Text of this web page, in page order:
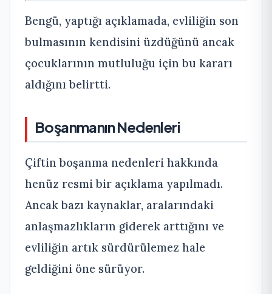
Bengü, yaptığı açıklamada, evliliğin son
bulmasının kendisini üzdüğünü ancak
çocuklarının mutluluğu için bu kararı
aldığını belirtti.
Boşanmanın Nedenleri
Çiftin boşanma nedenleri hakkında
henüz resmi bir açıklama yapılmadı.
Ancak bazı kaynaklar, aralarındaki
anlaşmazlıkların giderek arttığını ve
evliliğin artık sürdürülemez hale
geldiğini öne sürüyor.